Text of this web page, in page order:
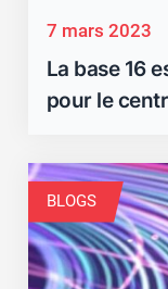
7 mars 2023
La base 16
pour le
BLOGS